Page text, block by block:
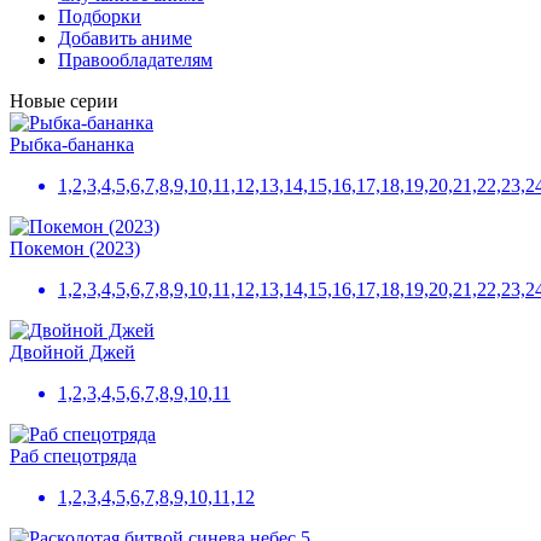
Подборки
Добавить аниме
Правообладателям
Новые серии
Рыбка-бананка
Покемон (2023)
Двойной Джей
1,2,3,4,5,6,7,8,9,10,11
Раб спецотряда
1,2,3,4,5,6,7,8,9,10,11,12